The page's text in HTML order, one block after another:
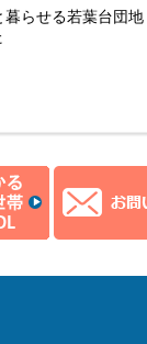
暮らせる若葉台団地